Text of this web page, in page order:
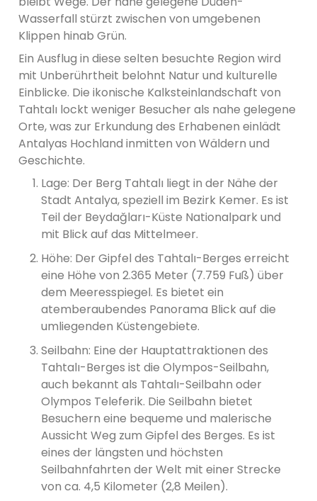
Wasserfall stürzt zwischen von umgebenen
Klippen hinab Grün.
Ein Ausflug in diese selten besuchte Region wird
mit Unberührtheit belohnt Natur und kulturelle
Einblicke. Die ikonische Kalksteinlandschaft von
Tahtalı lockt weniger Besucher als nahe gelegene
Orte, was zur Erkundung des Erhabenen einlädt
Antalyas Hochland inmitten von Wäldern und
Geschichte.
Lage: Der Berg Tahtalı liegt in der Nähe der
Stadt Antalya, speziell im Bezirk Kemer. Es ist
Teil der Beydağları-Küste Nationalpark und
mit Blick auf das Mittelmeer.
Höhe: Der Gipfel des Tahtalı-Berges erreicht
eine Höhe von 2.365 Meter (7.759 Fuß) über
dem Meeresspiegel. Es bietet ein
atemberaubendes Panorama Blick auf die
umliegenden Küstengebiete.
Seilbahn: Eine der Hauptattraktionen des
Tahtalı-Berges ist die Olympos-Seilbahn,
auch bekannt als Tahtalı-Seilbahn oder
Olympos Teleferik. Die Seilbahn bietet
Besuchern eine bequeme und malerische
Aussicht Weg zum Gipfel des Berges. Es ist
eines der längsten und höchsten
Seilbahnfahrten der Welt mit einer Strecke
von ca. 4,5 Kilometer (2,8 Meilen).